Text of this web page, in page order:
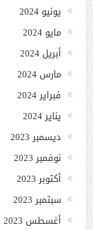
يونيو 2024
مايو 2024
أبريل 2024
مارس 2024
فبراير 2024
يناير 2024
ديسمبر 2023
نوفمبر 2023
أكتوبر 2023
سبتمبر 2023
أغسطس 2023